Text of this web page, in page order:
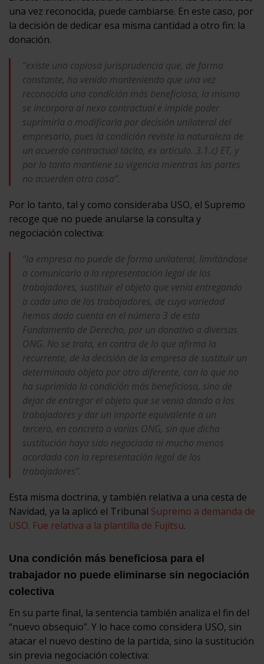
una vez reconocida, puede cambiarse. En este caso, por
la decisión de dedicar esa misma cantidad a otro fin: la
donación.
“existe una copiosa jurisprudencia que, de forma
constante, ha venido manteniendo que una vez
reconocida una condición más beneficiosa, la misma
se incorpora al nexo contractual e impide poder
suprimirla o modificarla por decisión unilateral del
empresario, pues la condición reviste la naturaleza de
un acuerdo contractual tácito, ex artículo. 3.1.c) ET, y
por lo tanto mantiene su vigencia mientras las partes
no acuerden otra cosa”.
Por lo tanto, tal y como consideraba USO, el Supremo
recoge que no puede anularse la consulta y
negociación colectiva:
“la empresa no puede de forma unilateral, limitándose
a comunicarlo a la representación legal de los
trabajadores, sustituir el objeto que venía entregando
a cada uno de los trabajadores, de cuya variedad
hemos dado cuenta en el número 3 de esta
Fundamento de Derecho, por un donativo a diversas
ONG. No se trata, en contra de lo que afirma la
recurrente, de la decisión de la empresa de sustituir un
determinado objeto por otro diferente, con lo que no
ha suprimido la condición más beneficiosa, sino de
dejar de entregar el objeto que se venía dando a los
trabajadores y dar un importe equivalente a un
tercero, en concreto a varias ONG, sin que dicha
sustitución haya sido negociada ni mucho menos
acordada con la representación legal de los
trabajadores”.
Esta misma doctrina, y también relativa a una cesta de
Navidad, ya la aplicó el Tribunal Supremo a demanda de
USO. Fue relativa a la plantilla de Fujitsu.
Una condición más beneficiosa para el
trabajador no puede eliminarse sin negociación
colectiva
En su parte final, la sentencia también analiza el fin del
“nuevo obsequio”. Y lo hace como considera USO, sin
atacar el nuevo destino de la partida, sino la sustitución
sin previa negociación colectiva: